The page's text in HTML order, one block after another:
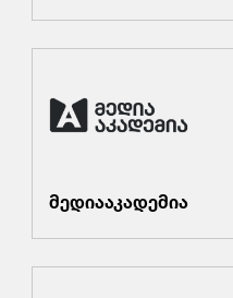
მედიააკადემია